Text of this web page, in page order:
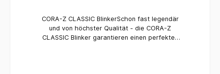
CORA-Z CLASSIC BlinkerSchon fast legendär
und von höchster Qualität - die CORA-Z
CLASSIC Blinker garantieren einen perfekten